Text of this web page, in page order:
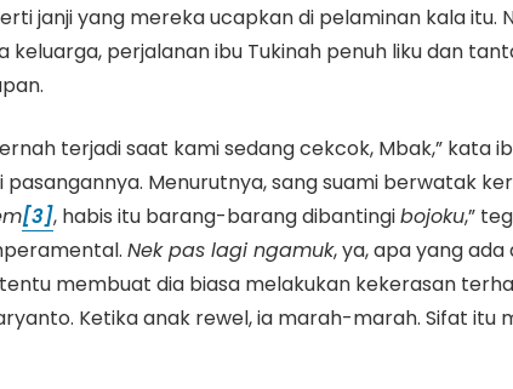
janji yang mereka ucapkan di pelaminan kala itu.
perjalanan ibu Tukinah penuh liku dan
terjadi saat kami sedang cekcok, Mbak,” kata
Menurutnya, sang suami berwatak
[3], habis itu barang-barang dibantingibojoku,”
Nek pas lagi ngamuk, ya, apa yang ada
membuat dia biasa melakukan kekerasan
Ketika anak rewel, ia marah-marah. Sifat itu